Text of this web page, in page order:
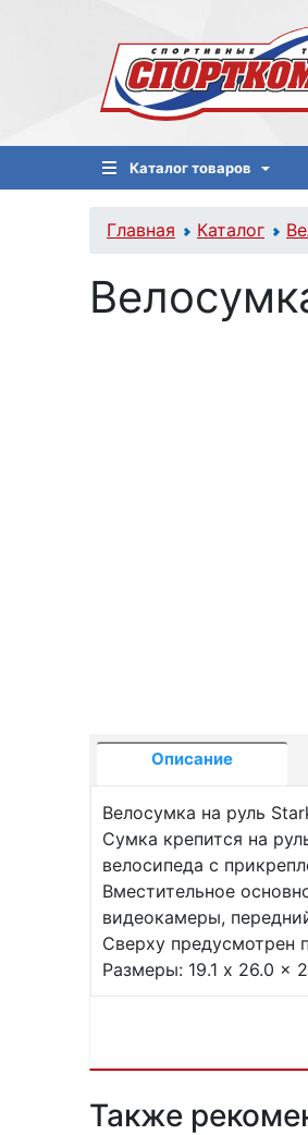
Каталог товаров
Главная Каталог
Описание
Велосумка на руль
Сумка крепится на
велосипеда с
Вместительное
видеокамеры,
Сверху предусмотрен
Размеры: 19.1 x 26.0 x
Также